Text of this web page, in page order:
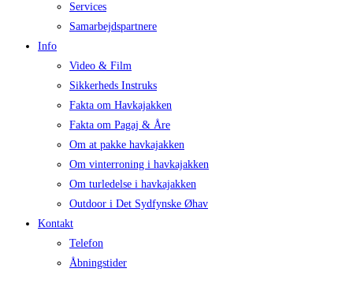
Services
Samarbejdspartnere
Info
Video & Film
Sikkerheds Instruks
Fakta om Havkajakken
Fakta om Pagaj & Åre
Om at pakke havkajakken
Om vinterroning i havkajakken
Om turledelse i havkajakken
Outdoor i Det Sydfynske Øhav
Kontakt
Telefon
Åbningstider